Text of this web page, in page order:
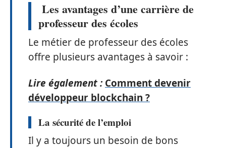
Les avantages d’une carrière de
professeur des écoles
Le métier de professeur des écoles
offre plusieurs avantages à savoir :
Lire également : Comment devenir
développeur blockchain ?
La sécurité de l’emploi
Il y a toujours un besoin de bons